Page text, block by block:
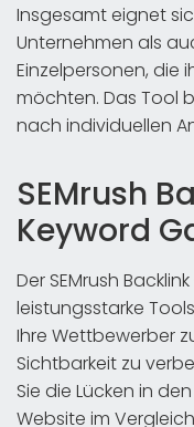
Insgesamt eignet
Unternehmen als
Einzelpersonen, die
möchten. Das Tool
nach individuellen
SEMrush
Keyword
Der SEMrush
leistungsstarke
Ihre Wettbewerber
Sichtbarkeit zu
Sie die Lücken in
Website im